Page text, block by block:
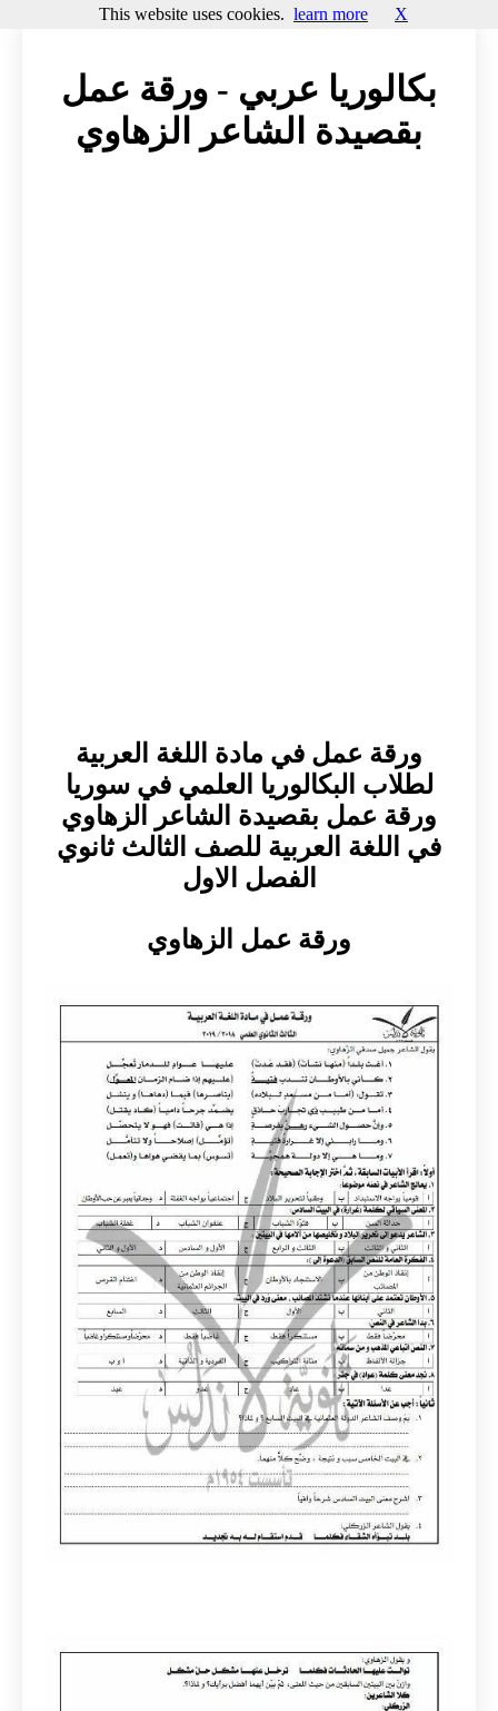
بكالوريا عربي - ورقة عمل
بقصيدة الشاعر الزهاوي
ورقة عمل في مادة اللغة العربية
لطلاب البكالوريا العلمي في سوريا
ورقة عمل بقصيدة الشاعر الزهاوي
في اللغة العربية للصف الثالث ثانوي
الفصل الاول
ورقة عمل الزهاوي
This website uses cookies. learn more X